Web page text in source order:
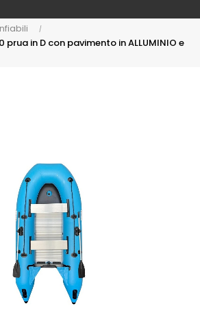
here...
prua in D con pavimento in ALLUMINIO e